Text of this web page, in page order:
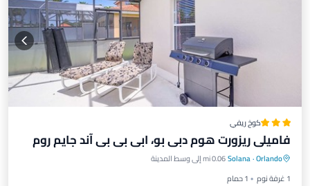
كوخ ريفي
فاميلي ريزورت هوم دبي بو، ابي بي بي آند جايم روم
Orlando
·
Solana0.06 mi إلى وسط المدينة
1 غرفة نوم
1 حمام
موقف سيارات مسبح
شرفة / تراس
مطبخ